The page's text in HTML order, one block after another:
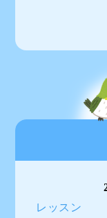
レッスン